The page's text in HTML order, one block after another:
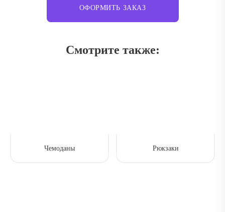
ОФОРМИТЬ ЗАКАЗ
Смотрите также:
Чемоданы Рюкзаки